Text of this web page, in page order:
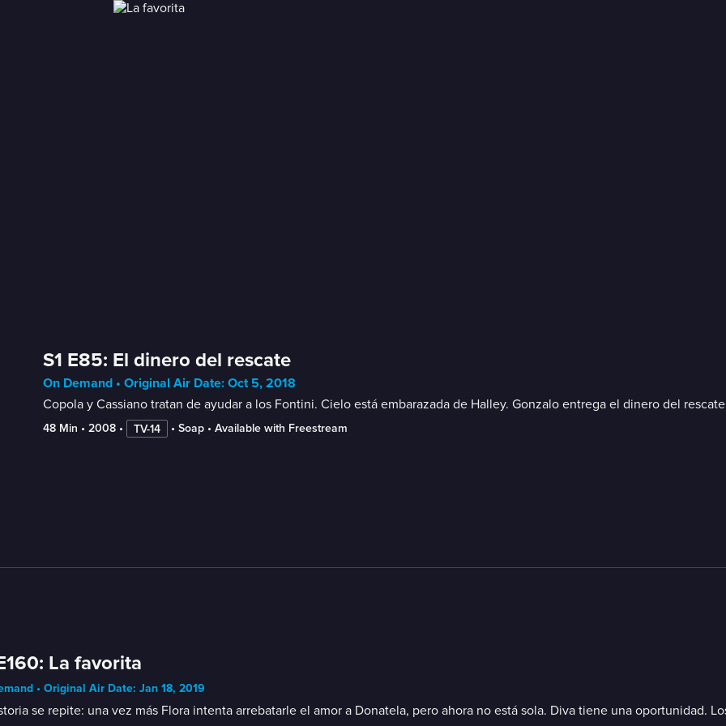
S1 E85: El dinero del rescate
On Demand • Original Air Date: Oct 5, 2018
Copola y Cassiano tratan de ayudar a los Fontini. Cielo está embarazada de Halley. Gonzalo entrega el dinero del
48 Min • 2008 • TV-14 • Soap • Available with Freestream
La favorita
• Original Air Date: Jan 18, 2019
se repite: una vez más Flora intenta arrebatarle el amor a Donatela, pero ahora no está sola. Diva tiene una oportunidad.